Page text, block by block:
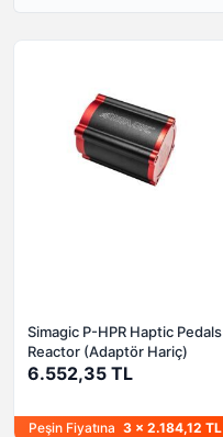
Simagic P-HPR Haptic Pedals
Reactor (Adaptör Hariç)
6.552,35 TL
Peşin Fiyatına 3 x 2.184,12 TL